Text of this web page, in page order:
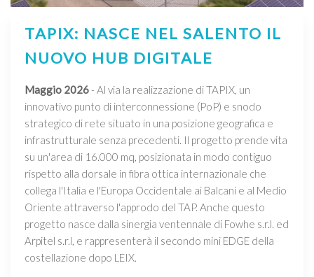
TAPIX: NASCE NEL SALENTO IL
NUOVO HUB DIGITALE
Maggio 2026- Al via la realizzazione di TAPIX, un
innovativo punto di interconnessione (PoP) e snodo
strategico di rete situato in una posizione geografica e
infrastrutturale senza precedenti. Il progetto prende vita
su un'area di 16.000 mq, posizionata in modo contiguo
rispetto alla dorsale in fibra ottica internazionale che
collega l'Italia e l'Europa Occidentale ai Balcani e al Medio
Oriente attraverso l'approdo del TAP. Anche questo
progetto nasce dalla sinergia ventennale di Fowhe s.r.l. ed
Arpitel s.r.l, e rappresenterà il secondo mini EDGE della
costellazione dopo LEIX.